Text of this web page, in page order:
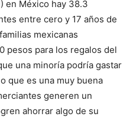
en México hay 38.3
entre cero y 17 años de
mexicanas
pesos para los regalos del
una minoría podría gastar
que es una muy buena
generen un
ahorrar algo de su